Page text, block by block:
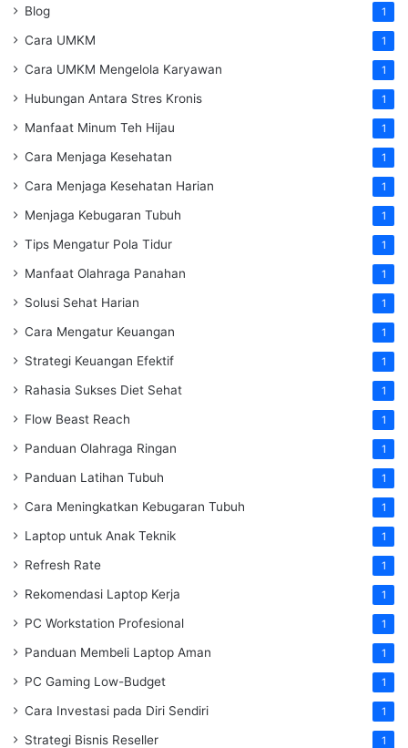
Blog 1
Cara UMKM 1
Cara UMKM Mengelola Karyawan 1
Hubungan Antara Stres Kronis 1
Manfaat Minum Teh Hijau 1
Cara Menjaga Kesehatan 1
Cara Menjaga Kesehatan Harian 1
Menjaga Kebugaran Tubuh 1
Tips Mengatur Pola Tidur 1
Manfaat Olahraga Panahan 1
Solusi Sehat Harian 1
Cara Mengatur Keuangan 1
Strategi Keuangan Efektif 1
Rahasia Sukses Diet Sehat 1
Flow Beast Reach 1
Panduan Olahraga Ringan 1
Panduan Latihan Tubuh 1
Cara Meningkatkan Kebugaran Tubuh 1
Laptop untuk Anak Teknik 1
Refresh Rate 1
Rekomendasi Laptop Kerja 1
PC Workstation Profesional 1
Panduan Membeli Laptop Aman 1
PC Gaming Low-Budget 1
Cara Investasi pada Diri Sendiri 1
Strategi Bisnis Reseller 1